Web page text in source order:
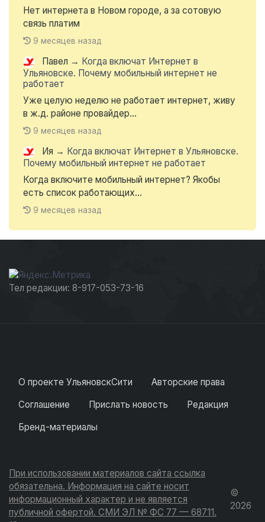
Нет интернета в Новом городе, а за сотовую
связь платим
9 месяцев назад
Павел → Когда включат Интернет в
Ульяновске. Почему мобильный интернет не
работает
Уже целую неделю не работает интернет, живу
в ж.д. районе провайдер...
9 месяцев назад
Ия → Когда включат Интернет в Ульяновске.
Почему мобильный интернет не работает
Когда включите мобильный интернет? Якобы
есть список работающих...
9 месяцев назад
Тел редакции: 8-917-053-73-16
О проекте УльяновскСити
Авторские права
Соглашение
Прислать новость
Редакция
Бренд-материалы
При использовании материалов сайта ссылка
обязательна. Информация на сайте носит
информационный характер и не является
публичной офертой. СМИ ЭЛ № ФС 77 — 68711.
©
2026